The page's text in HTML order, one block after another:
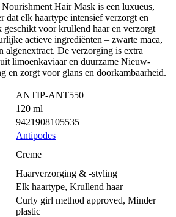
Hair Mask is een luxueus,
dat elk haartype intensief verzorgt en
geschikt voor krullend haar en verzorgt
actieve ingrediënten – zwarte maca,
algenextract. De verzorging is extra
limoenkaviaar en duurzame Nieuw-
en zorgt voor glans en doorkambaarheid.
ANTIP-ANT550
120 ml
9421908105535
Antipodes
Creme
Haarverzorging & -styling
Elk haartype, Krullend haar
Curly girl method approved, Minder
plastic